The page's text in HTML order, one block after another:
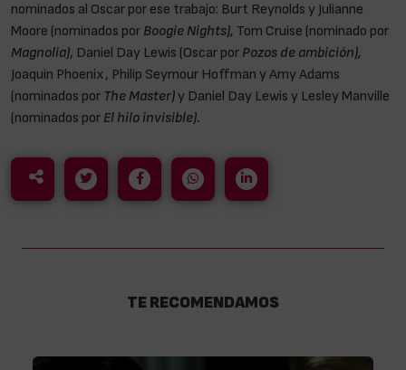
nominados al Oscar por ese trabajo: Burt Reynolds y Julianne
Moore (nominados por Boogie Nights), Tom Cruise (nominado por
Magnolia), Daniel Day Lewis (Oscar por Pozos de ambición),
Joaquin Phoenix, Philip Seymour Hoffman y Amy Adams
(nominados por The Master)y Daniel Day Lewis y Lesley Manville
(nominados por El hilo invisible).
TE RECOMENDAMOS